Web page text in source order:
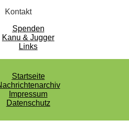
Kontakt
Spenden
Kanu & Jugger
Links
Startseite
Impressum
Datenschutz